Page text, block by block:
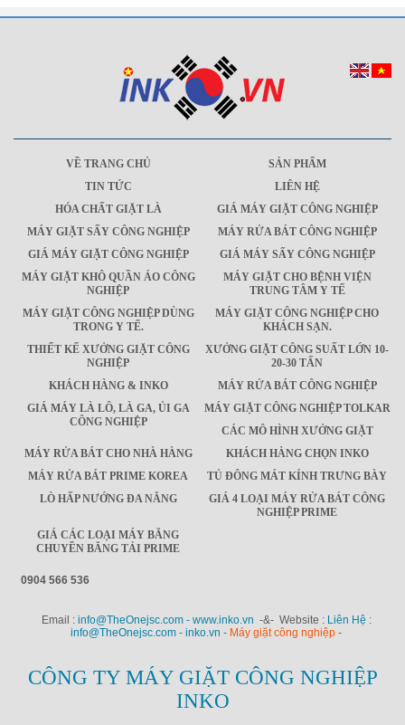
VỀ TRANG CHỦ
SẢN PHẨM
TIN TỨC
LIÊN HỆ
HÓA CHẤT GIẶT LÀ
GIÁ MÁY GIẶT CÔNG NGHIỆP
MÁY GIẶT SẤY CÔNG NGHIỆP
MÁY RỬA BÁT CÔNG NGHIỆP
GIÁ MÁY GIẶT CÔNG NGHIỆP
GIÁ MÁY SẤY CÔNG NGHIỆP
MÁY GIẶT KHÔ QUẦN ÁO CÔNG
NGHIỆP
MÁY GIẶT CHO BỆNH VIỆN
TRUNG TÂM Y TẾ
MÁY GIẶT CÔNG NGHIỆP DÙNG
TRONG Y TẾ.
MÁY GIẶT CÔNG NGHIỆP CHO
KHÁCH SẠN.
THIẾT KẾ XƯỞNG GIẶT CÔNG
NGHIỆP
XƯỞNG GIẶT CÔNG SUẤT LỚN 10-
20-30 TẤN
KHÁCH HÀNG & INKO
MÁY RỬA BÁT CÔNG NGHIỆP
GIÁ MÁY LÀ LÔ, LÀ GA, ỦI GA
CÔNG NGHIỆP
MÁY GIẶT CÔNG NGHIỆP TOLKAR
CÁC MÔ HÌNH XƯỞNG GIẶT
MÁY RỬA BÁT CHO NHÀ HÀNG
KHÁCH HÀNG CHỌN INKO
MÁY RỬA BÁT PRIME KOREA
TỦ ĐÔNG MÁT KÍNH TRƯNG BÀY
LÒ HẤP NƯỚNG ĐA NĂNG
GIÁ 4 LOẠI MÁY RỬA BÁT CÔNG
NGHIỆP PRIME
GIÁ CÁC LOẠI MÁY BĂNG
CHUYỀN BĂNG TẢI PRIME
0904 566 536
Email : info@TheOnejsc.com - www.inko.vn -&- Website : Liên Hệ :
info@TheOnejsc.com - inko.vn - Máy giặt công nghiệp -
CÔNG TY MÁY GIẶT CÔNG NGHIỆP
INKO